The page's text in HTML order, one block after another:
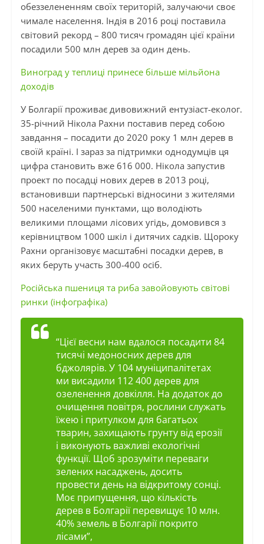
обеззелененням своїх територій, залучаючи своє
чимале населення. Індія в 2016 році поставила
світовий рекорд – 800 тисяч громадян цієї країни
посадили 500 млн дерев за один день.
Виноград у теплиці принесе більше мільйона
доходів
У Болгарії проживає дивовижний ентузіаст-еколог.
35-річний Нікола Рахни поставив перед собою
завдання – посадити до 2020 року 1 млн дерев в
своїй країні. І зараз за підтримки однодумців ця
цифра становить вже 616 000. Нікола запустив
проект по посадці нових дерев в 2013 році,
встановивши партнерські відносини з жителями
500 населеними пунктами, що володіють
великими площами лісових угідь, домовився з
керівництвом 1000 шкіл і дитячих садків. Щороку
Рахни організовує масштабні посадки дерев, в
яких беруть участь 300-400 осіб.
Російська пшениця та риба завойовують світові
ринки (інфографіка)
“Цієї весни нам вдалося посадити 84
тисячі медоносних дерев для
бджолярів. У 104 муніципалітетах
ми висадили 112 400 дерев для
озеленення довкілля. На додаток до
очищення повітря, рослини служать
їжею і притулком для багатьох
тварин, захищають грунту від ерозії
і виконують важливі екологічні
функції. Щоб зрозуміти переваги
зелених насаджень, досить
провести день на відкритому сонці.
Моє припущення, що кількість
дерев в Болгарії перевищує 10 млн.
40% земель в Болгарії покрито
лісами”,